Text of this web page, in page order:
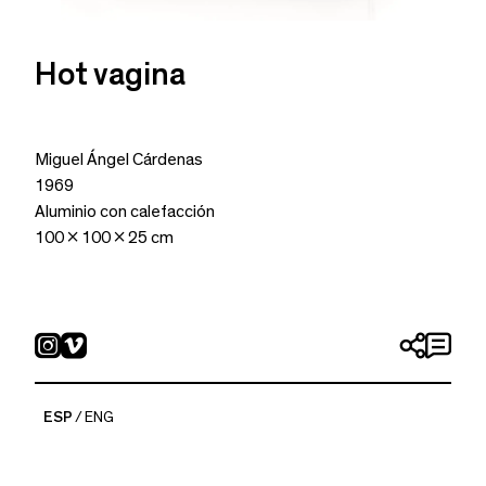
Hot vagina
Miguel Ángel Cárdenas
1969
Aluminio con calefacción
100 x 100 x 25 cm
ESP ENG